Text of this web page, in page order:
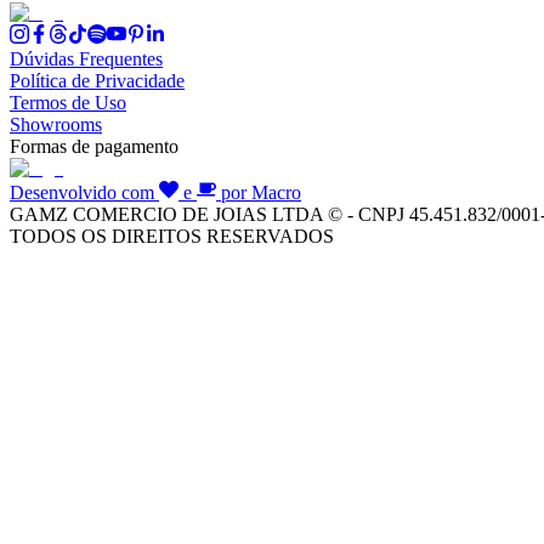
Dúvidas Frequentes
Política de Privacidade
Termos de Uso
Showrooms
Formas de pagamento
Desenvolvido com e
por Macro
GAMZ COMERCIO DE JOIAS LTDA © - CNPJ 45.451.832/
TODOS OS DIREITOS RESERVADOS